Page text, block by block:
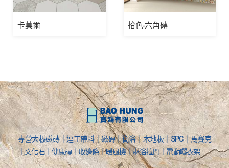
卡莫爾 拾色-六角磚
專營大板磁磚｜連工帶料｜磁磚｜衛浴｜木地板｜SPC｜馬賽克
｜文化石｜健康磚｜收邊條｜暖風機｜淋浴拉門｜電動曬衣架